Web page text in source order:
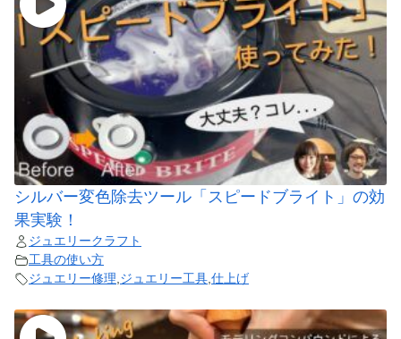
シルバー変色除去ツール「スピードブライト」の効
果実験！
ジュエリークラフト
工具の使い方
ジュエリー修理,ジュエリー工具,仕上げ